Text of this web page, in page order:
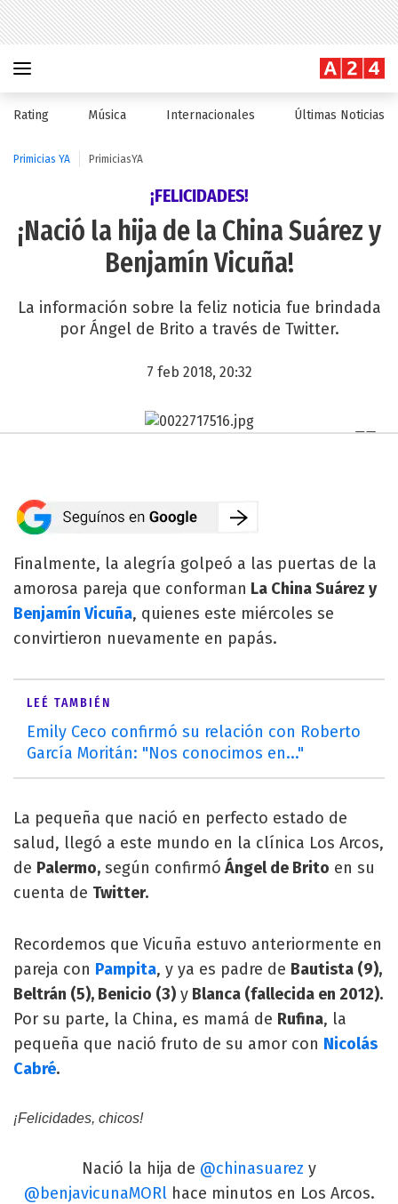
Rating Música Internacionales Últimas Noticias
Primicias YA PrimiciasYA
¡FELICIDADES!
¡Nació la hija de la China Suárez y
Benjamín Vicuña!
La información sobre la feliz noticia fue brindada
por Ángel de Brito a través de Twitter.
7 feb 2018, 20:32
Finalmente, la alegría golpeó a las puertas de la
amorosa pareja que conforman La China Suárez y
Benjamín Vicuña, quienes este miércoles se
convirtieron nuevamente en papás.
LEÉ TAMBIÉN
Emily Ceco confirmó su relación con Roberto
García Moritán: "Nos conocimos en..."
La pequeña que nació en perfecto estado de
salud, llegó a este mundo en la clínica Los Arcos,
de Palermo, según confirmó Ángel de Brito en su
cuenta de Twitter.
Recordemos que Vicuña estuvo anteriormente en
pareja con Pampita, y ya es padre de Bautista (9),
Beltrán (5), Benicio (3) y Blanca (fallecida en 2012).
Por su parte, la China, es mamá de Rufina, la
pequeña que nació fruto de su amor con Nicolás
Cabré.
¡Felicidades, chicos!
Nació la hija de @chinasuarez y
@benjavicunaMORlhace minutos en Los Arcos.